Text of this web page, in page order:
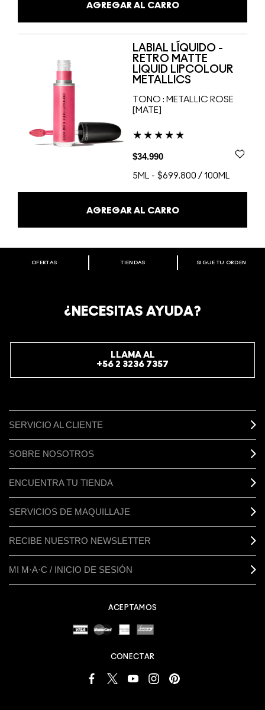
AGREGAR AL CARRO
LABIAL LÍQUIDO -
RETRO MATTE
LIQUID LIPCOLOUR
METALLICS
TONO : METALLIC ROSE
[MATE]
$34.990
5ML - $699.800 / 100ML
AGREGAR AL CARRO
BIENVENIDO A M·A·C COSMETICS
REGÍSTRATE AHORA PARA RECIBIR INFORMACIÓN
OFERTAS TIENDAS SIGUE TU ORDEN
¿NECESITAS AYUDA?
LLAMA AL
+56 2 3236 7357
SERVICIO AL CLIENTE
SOBRE NOSOTROS
ENCUENTRA TU TIENDA
SERVICIOS DE MAQUILLAJE
RECIBE NUESTRO NEWSLETTER
MI M·A·C / INICIO DE SESIÓN
ACEPTAMOS
CONECTAR